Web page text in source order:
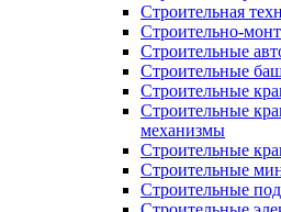
Строительная
Строительно-
Строительные
Строительные
Строительные
Строительные
механизмы
Строительные
Строительные
Строительные